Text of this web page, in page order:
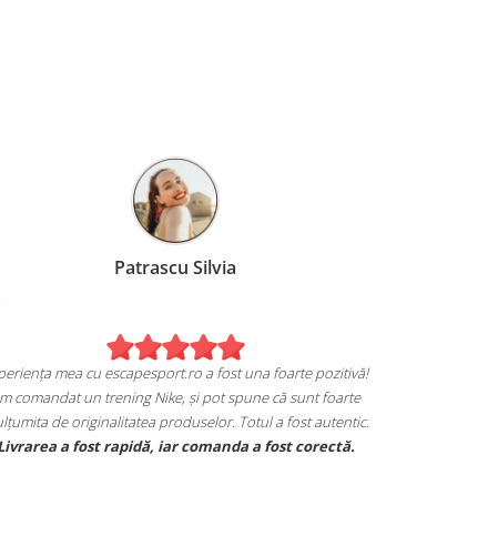
Patrascu Silvia
Experiența mea cu escapesport.ro a fost una foarte pozitivă!
Am comandat un trening Nike, și pot spune că sunt foarte
mulțumita de originalitatea produselor. Totul a fost autentic.
Livrarea a fost rapidă, iar comanda a fost corectă.